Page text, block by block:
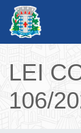
LEI
106/